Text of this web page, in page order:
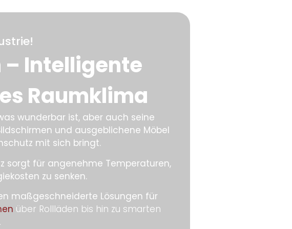
– Intelligente
Raumklima
wunderbar ist, aber auch seine
und ausgeblichene Möbel
mit sich bringt.
sorgt für angenehme Temperaturen,
zu senken.
maßgeschneiderte Lösungen für
über Rollläden bis hin zu smarten